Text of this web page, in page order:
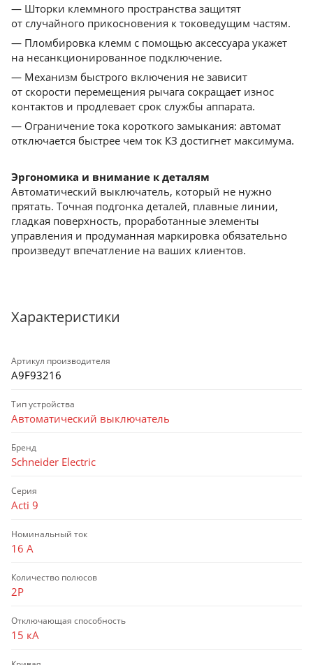
— Шторки клеммного пространства защитят
от cлучайного прикосновения к токоведущим частям.
— Пломбировка клемм с помощью аксессуара укажет
на несанкционированное подключение.
— Механизм быстрого включения не зависит
от скорости перемещения рычага сокращает износ
контактов и продлевает срок службы аппарата.
— Ограничение тока короткого замыкания: автомат
отключается быстрее чем ток КЗ достигнет максимума.
Эргономика и внимание к деталям
Автоматический выключатель, который не нужно
прятать. Точная подгонка деталей, плавные линии,
гладкая поверхность, проработанные элементы
управления и продуманная маркировка обязательно
произведут впечатление на ваших клиентов.
Характеристики
Артикул производителя
A9F93216
Тип устройства
Автоматический выключатель
Бренд
Schneider Electric
Серия
Acti 9
Номинальный ток
16 А
Количество полюсов
2P
Отключающая способность
15 кА